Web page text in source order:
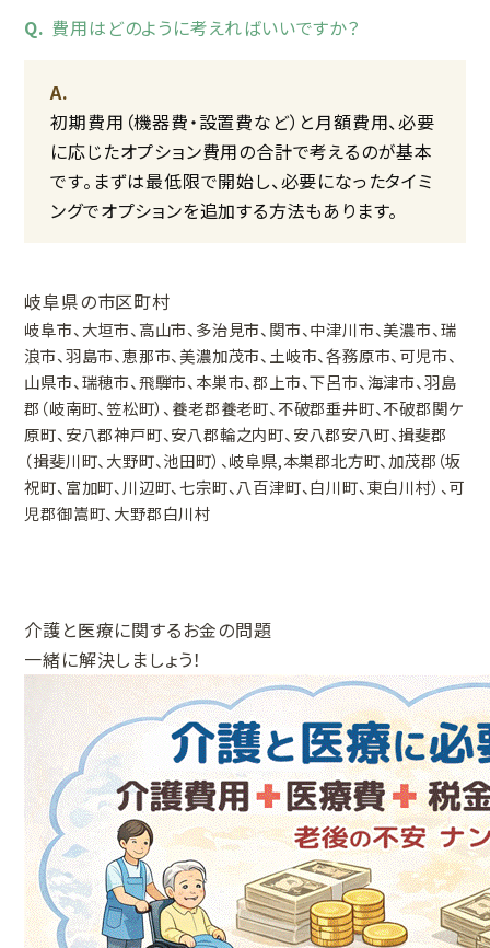
費用はどのように考えればいいですか？
初期費用（機器費・設置費など）と月額費用、必要
に応じたオプション費用の合計で考えるのが基本
です。まずは最低限で開始し、必要になったタイミ
ングでオプションを追加する方法もあります。
岐阜県の市区町村
岐阜市、大垣市、高山市、多治見市、関市、中津川市、美濃市、瑞
浪市、羽島市、恵那市、美濃加茂市、土岐市、各務原市、可児市、
山県市、瑞穂市、飛騨市、本巣市、郡上市、下呂市、海津市、羽島
郡（岐南町、笠松町）、養老郡養老町、不破郡垂井町、不破郡関ケ
原町、安八郡神戸町、安八郡輪之内町、安八郡安八町、揖斐郡
（揖斐川町、大野町、池田町）、岐阜県,本巣郡北方町、加茂郡（坂
祝町、富加町、川辺町、七宗町、八百津町、白川町、東白川村）、可
児郡御嵩町、大野郡白川村
介護と医療に関するお金の問題
一緒に解決しましょう！